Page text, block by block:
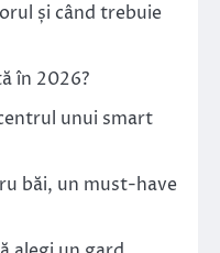
și când trebuie
în 2026?
unui smart
băi, un must-have